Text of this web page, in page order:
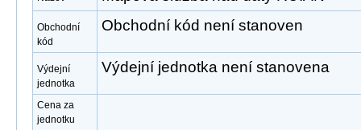
Obchodní
kód
Obchodní kód není stanoven
Výdejní
jednotka
Výdejní jednotka není stanovena
Cena za
jednotku